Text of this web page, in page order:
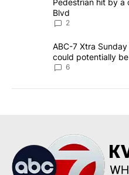
A trending article titled
Pedestrian hit by a
Blvd
2
A trending article titled
ABC-7 Xtra
could potentially
6